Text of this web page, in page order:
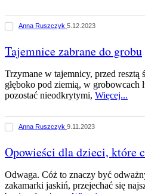
Anna Ruszczyk 5.12.2023
Tajemnice zabrane do grobu
Trzymane w tajemnicy, przed resztą
głęboko pod ziemią, w grobowcach
pozostać nieodkrytymi, Więcej...
Anna Ruszczyk 9.11.2023
Opowieści dla dzieci, które
Odwaga. Cóż to znaczy być
zakamarki jaskiń, przejechać się